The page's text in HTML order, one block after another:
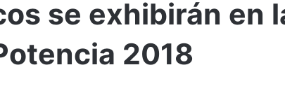
se exhibirán en
2018